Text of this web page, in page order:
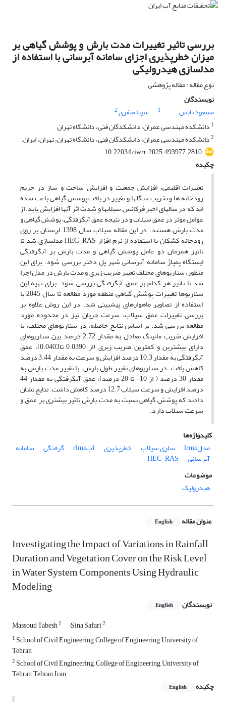
بررسی تاثیر تغییرات مدت بارش و پوشش گیاهی بر
میزان خطرپذیری اجزای سامانه آبرسانی با استفاده از
مدل‎سازی هیدرولیکی
نوع مقاله : مقاله پژوهشی
نویسندگان
مسعود تابش
1 سینا صفری2
1 دانشکده مهندسی عمران، دانشکدگان فنی، دانشگاه تهران
2دانشکده مهندسی عمران، دانشکدگان فنی، دانشگاه تهران، تهران، ایران.
10.22034/iwrr.2025.493977.2810
چکیده
تغییرات اقلیمی، افزایش جمعیت و افزایش ساخت و ساز در حریم
رودخانه ‎ها و تخریب جنگل‎ها و تغییر در بافت پوشش گیاهی باعث شده
‎اند که در سال‎های اخیر فرکانس سیلاب‎ها و شدت اثر آن‎ها افزایش یابد. از
عوامل موثر در عمق سیلاب و در نتیجه عمق آب‎گرفتگی، پوشش گیاهی و
مدت بارش هستند. در این مقاله سیلاب سال 1398 لرستان بر روی
رودخانه کشکان با استفاده از نرم ‎افزار HEC-RAS مدل‎سازی شد تا
تاثیر هم‎زمان دو عامل پوشش گیاهی و مدت بارش بر آب‎گرفتگی
ایستگاه پمپاژ سامانه آبرسانی شهر پل دختر بررسی شود. برای این
منظور، سناریوهای مختلف تغییر ضریب زبری و مدت بارش در مدل اجرا
شد تا تاثیر هر کدام بر عمق آبگرفتگی بررسی شود. برای تهیه این
سناریوها تغییرات پوشش گیاهی منطقه مورد مطالعه تا سال 2045 با
استفاده از تصاویر ماهواره‏ای پیش‏بینی شد. در این روش علاوه بر
بررسی تغییرات عمق سیلاب، سرعت جریان نیز در محدوده مورد
مطالعه بررسی شد. بر اساس نتایج حاصله، در سناریوهای مختلف، با
افزایش ضریب مانینگ معادل به مقدار 2.72 درصد بین سناریوهای
دارای بیشترین و کمترین ضریب زبری (از 0.0390 تا0.0403)، عمق
آب‎گرفتگی به مقدار 10.3 درصد افزایش و سرعت به مقدار 3.44 درصد
کاهش یافت. در سناریوهای تغییر طول بارش، با تغییر مدت بارش به
مقدار 30 درصد ( از 10- تا 20 درصد)، عمق آب‎گرفتگی به مقدار 44
درصد افزایش و سرعت سیلاب 12.7 درصد کاهش داشت. نتایج نشان
دادند که پوشش گیاهی نسبت به مدت بارش تاثیر بیشتری بر عمق و
سرعت سیلاب دارد.
کلیدواژه‌ها
مدل&‌‌lrm
سازی سیلاب خطرپذیری آب&‌‌rlm گرفتگی سامانه
آبرسانی
HEC-RAS
موضوعات
هیدرولیک
عنوان مقاله English
Investigating the Impact of Variations in Rainfall
Duration and Vegetation Cover on the Risk Level
in Water System Components Using Hydraulic
Modeling
نویسندگان English
Massoud Tabesh1 ُSina Safari2
1 School of Civil Engineering, College of Engineering, University of
Tehran
2 School of Civil Engineering,, College of Engineering, University of
Tehran, Tehran, Iran
چکیده
English